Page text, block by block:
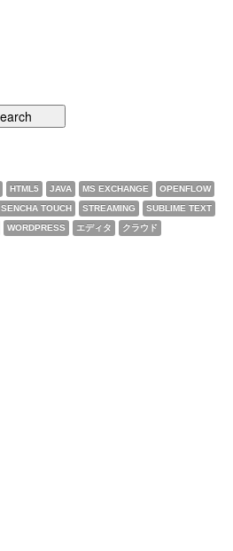
HTML5 JAVA MS EXCHANGE
OPENFLOW
SENCHA TOUCH STREAMING
SUBLIME TEXT
WORDPRESS エディタ
クラウド